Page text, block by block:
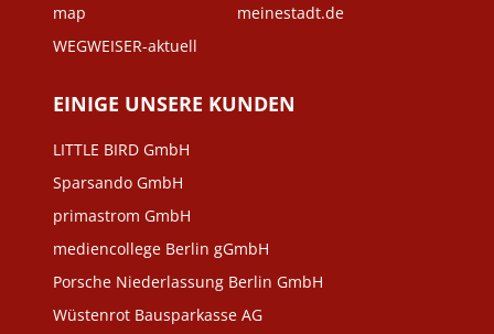
map
WEGWEISER-aktuell
meinestadt.de
EINIGE UNSERE KUNDEN
LITTLE BIRD GmbH
Sparsando GmbH
primastrom GmbH
mediencollege Berlin gGmbH
Porsche Niederlassung Berlin GmbH
Wüstenrot Bausparkasse AG